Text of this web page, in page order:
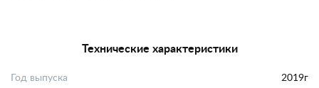
Технические характеристики
Год выпуска 2019г